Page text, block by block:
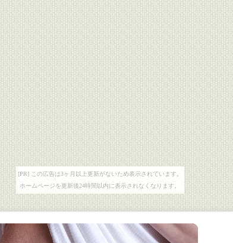
[PR] この広告は3ヶ月以上更新がないため表示されています。
ホームページを更新後24時間以内に表示されなくなります。